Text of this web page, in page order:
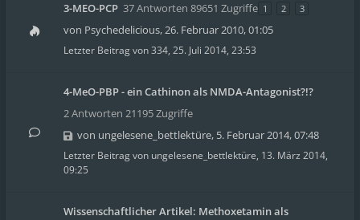
3-MEO-PCP 37 Antworten 89651 Zugriffe 1 2 3
von Psychedelicious,26. Februar 2010, 01:05
Letzter Beitrag von334, 25. Juli 2014, 23:53
4-MeO-PBP - ein Cathinon als NMDA-Antagonist?!?
2 Antworten 21195 Zugriffe
von ungelesene_bettlektüre, 5. Februar 2014, 07:48
Letzter Beitrag von ungelesene_bettlektüre, 13. März 2014,
09:25
Wissenschaftlicher Artikel: Methoxetamin als